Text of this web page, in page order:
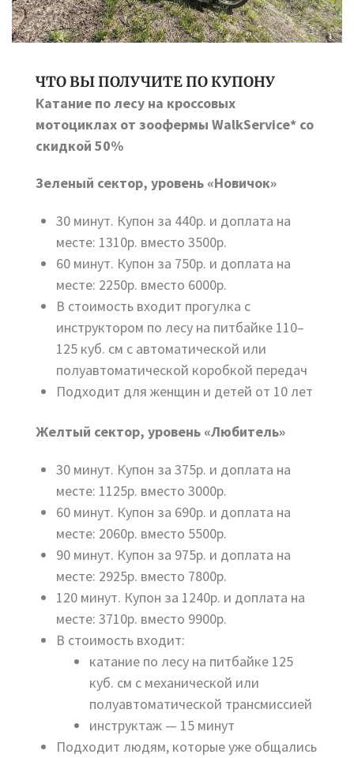
ЧТО ВЫ ПОЛУЧИТЕ ПО КУПОНУ
Катание по лесу на кроссовых
мотоциклах от зоофермы WalkService* со
скидкой 50%
Зеленый сектор, уровень «Новичок»
30 минут. Купон за 440р. и доплата на
месте: 1310р. вместо 3500р.
60 минут. Купон за 750р. и доплата на
месте: 2250р. вместо 6000р.
В стоимость входит прогулка с
инструктором по лесу на питбайке 110–
125 куб. см с автоматической или
полуавтоматической коробкой передач
Подходит для женщин и детей от 10 лет
Желтый сектор, уровень «Любитель»
30 минут. Купон за 375р. и доплата на
месте: 1125р. вместо 3000р.
60 минут. Купон за 690р. и доплата на
месте: 2060р. вместо 5500р.
90 минут. Купон за 975р. и доплата на
месте: 2925р. вместо 7800р.
120 минут. Купон за 1240р. и доплата на
месте: 3710р. вместо 9900р.
В стоимость входит:
катание по лесу на питбайке 125
куб. см с механической или
полуавтоматической трансмиссией
инструктаж — 15 минут
Подходит людям, которые уже общались